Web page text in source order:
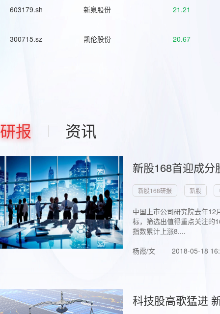
603179.sh 新泉股份 21.21
300715.sz 凯伦股份 20.67
研报 资讯
新股168首迎成
新股168研报 新股
中国上市公司研究院去年
标，筛选出值得重点关注的
指数累计上涨8....
杨霞/文
2018-05-18
科技股高歌猛进